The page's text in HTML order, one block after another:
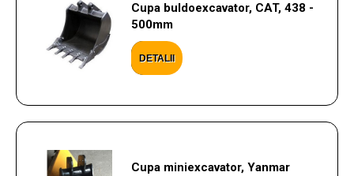
Cupa buldoexcavator, CAT, 438 -
500mm
DETALII
Cupa miniexcavator, Yanmar